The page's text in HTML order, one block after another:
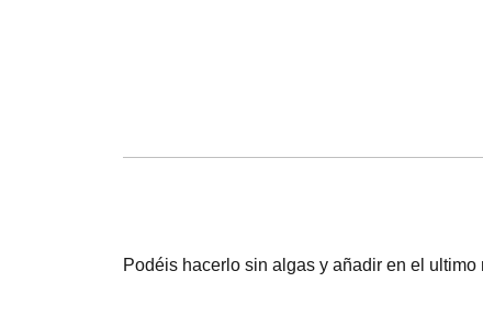
Podéis hacerlo sin algas y añadir en el